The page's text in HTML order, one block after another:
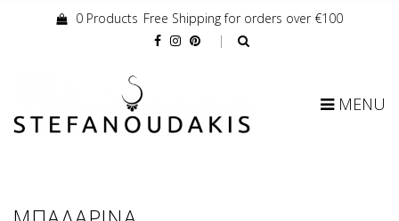
Cart:
0 Products Free Shipping for orders over €100
MENU